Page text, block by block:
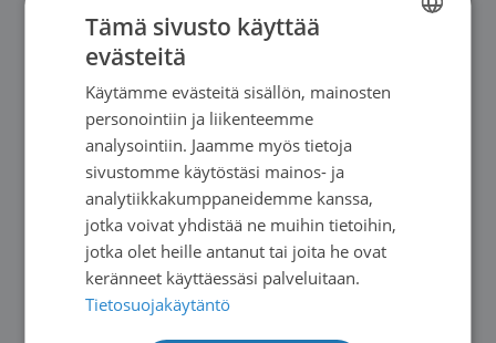
Uutiset|11.06.2026
Potilasopasvalikoima päivittyy
→
SWEDISH
Tämä sivusto käyttää
evästeitä
Käytämme evästeitä sisällön, mainosten
personointiin ja liikenteemme
analysointiin. Jaamme myös tietoja
sivustomme käytöstäsi mainos- ja
analytiikkakumppaneidemme kanssa,
jotka voivat yhdistää ne muihin tietoihin,
jotka olet heille antanut tai joita he ovat
keränneet käyttäessäsi palveluitaan.
Tietosuojakäytäntö